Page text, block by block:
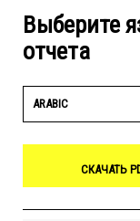
Выберите
отчета
ARABIC
СКАЧАТЬ